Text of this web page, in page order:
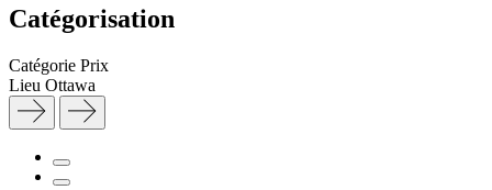
Catégorisation
Catégorie Prix
Lieu Ottawa